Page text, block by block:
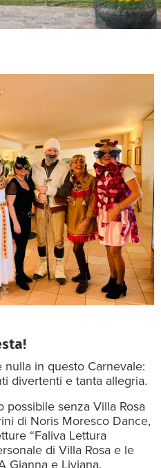
in questo Carnevale:
divertenti e tanta allegria.
possibile senza Villa Rosa
di Noris Moresco Dance,
“Faliva Lettura
di Villa Rosa e le
Gianna e Liviana.